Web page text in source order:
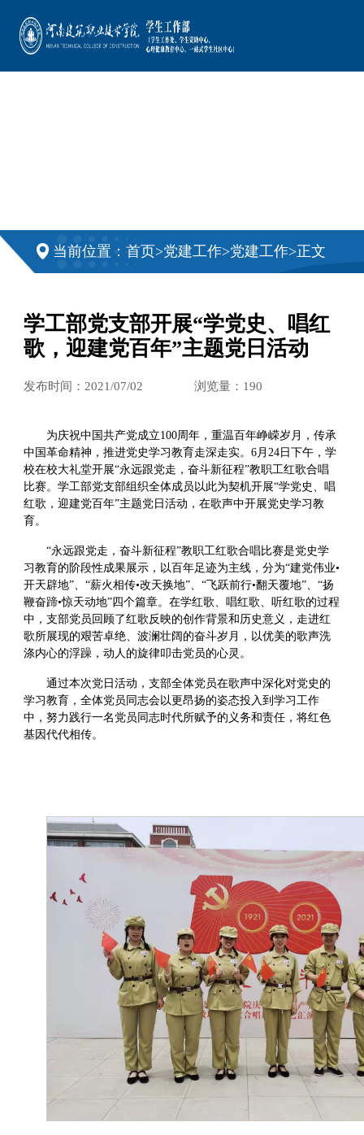
当前位置： 首页>党建工作>党建工作>正文
学工部党支部开展“学党史、唱红
歌，迎建党百年”主题党日活动
发布时间：2021/07/02 浏览量： 190
为庆祝中国共产党成立100周年，重温百年峥嵘岁月，传承
中国革命精神，推进党史学习教育走深走实。6月24日下午，学
校在校大礼堂开展“永远跟党走，奋斗新征程”教职工红歌合唱
比赛。学工部党支部组织全体成员以此为契机开展“学党史、唱
红歌，迎建党百年”主题党日活动，在歌声中开展党史学习教
育。
“永远跟党走，奋斗新征程”教职工红歌合唱比赛是党史学
习教育的阶段性成果展示，以百年足迹为主线，分为“建党伟业•
开天辟地”、“薪火相传•改天换地”、“飞跃前行•翻天覆地”、“扬
鞭奋蹄•惊天动地”四个篇章。在学红歌、唱红歌、听红歌的过程
中，支部党员回顾了红歌反映的创作背景和历史意义，走进红
歌所展现的艰苦卓绝、波澜壮阔的奋斗岁月，以优美的歌声洗
涤内心的浮躁，动人的旋律叩击党员的心灵。
通过本次党日活动，支部全体党员在歌声中深化对党史的
学习教育，全体党员同志会以更昂扬的姿态投入到学习工作
中，努力践行一名党员同志时代所赋予的义务和责任，将红色
基因代代相传。